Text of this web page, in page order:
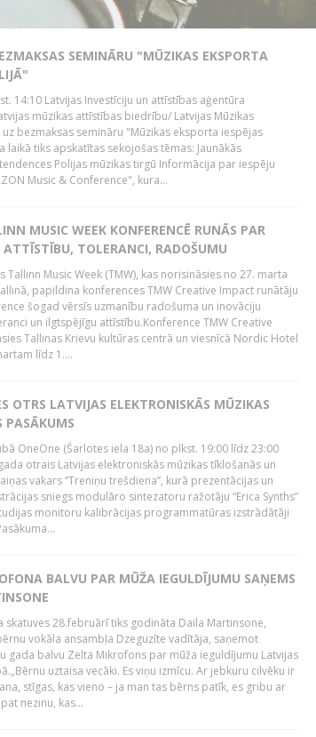
SEMINĀRU "MŪZIKAS EKSPORTA
14:10 Latvijas Investīciju un attīstības aģentūra
mūzikas attīstības biedrību/ Latvijas Mūzikas
bezmaksas semināru "Mūzikas eksporta iespējas
laikā tiks apskatītas sekojošas tēmas: Jaunākās
Polijas mūzikas tirgū Informācija par iespēju
Music & Conference", kura...
MUSIC WEEK KONFERENCĒ RUNĀS PAR
ATTĪSTĪBU, TOLERANCI, RADOŠUMU
Tallinn Music Week (TMW), kas norisināsies no 27. marta
papildina konferences TMW Creative Impact runātāju
šogad vērsīs uzmanību radošuma un inovāciju
un ilgtspējīgu attīstību.Konference TMW Creative
Tallinas Krievu kultūras centrā un viesnīcā Nordic Hotel
līdz 1....
OTRS LATVIJAS ELEKTRONISKĀS MŪZIKAS
PASĀKUMS
OneOne (Šarlotes iela 18a) no plkst. 19:00 līdz 23:00
otrais Latvijas elektroniskās mūzikas tīklošanās un
vakars ‘’Treniņu trešdiena’’, kurā prezentācijas un
sniegs modulāro sintezatoru ražotāju “Erica Synths”
monitoru kalibrācijas programmatūras izstrādātāji
BALVU PAR MŪŽA IEGULDĪJUMU SAŅEMS
skatuves 28.februārī tiks godināta Daila Martinsone,
vokāla ansambļa Dzeguzīte vadītāja, saņemot
gada balvu Zelta Mikrofons par mūža ieguldījumu Latvijas
uztaisa vecāki. Es viņu izmīcu. Ar jebkuru cilvēku ir
stīgas, kas vieno – ja man tas bērns patīk, es gribu ar
nezinu, kas...